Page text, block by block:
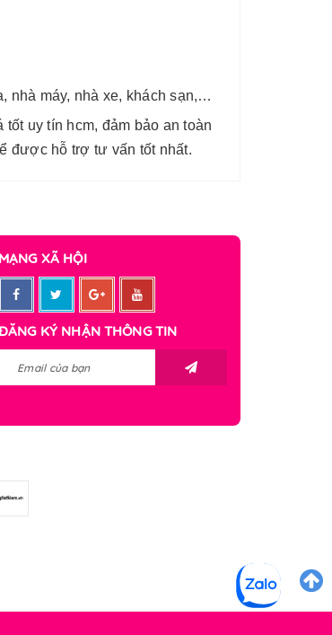
nhà máy, nhà xe, khách sạn,…
uy tín hcm, đảm bảo an toàn
được hỗ trợ tư vấn tốt nhất.
MẠNG XÃ HỘI
KÝ NHẬN THÔNG TIN